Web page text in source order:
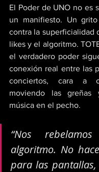
El Poder de UNO no es
un manifiesto. Un
contra la superficialidad
likes y el algoritmo.
el verdadero poder
conexión real entre las
conciertos, cara a
moviendo las
música en el pecho.
“Nos
algoritmo. No
para las